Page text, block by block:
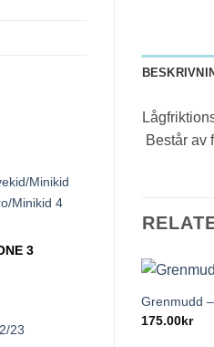
Minikid
Minikid 4
3
23
Består av
+
Grenmudd
175.00kr